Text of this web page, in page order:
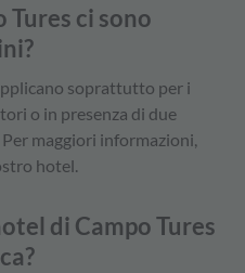
Tures ci sono
soprattutto per i
o in presenza di due
maggiori informazioni,
hotel.
di Campo Tures